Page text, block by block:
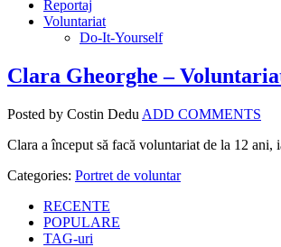
Reportaj
Voluntariat
Do-It-Yourself
Clara Gheorghe –
Posted by Costin Dedu ADD COMMENTS
Clara a început să facă voluntariat de la 12
Categories: Portret de voluntar
RECENTE
POPULARE
TAG-uri